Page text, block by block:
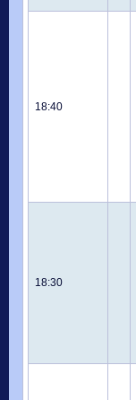
18:40
18:30